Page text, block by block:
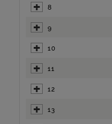
8
9
10
11
12
13